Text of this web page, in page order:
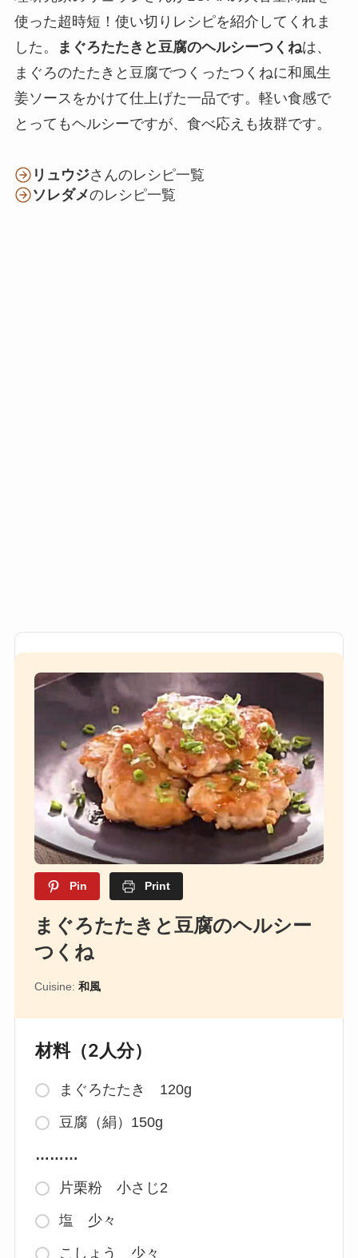
使った超時短！使い切りレシピを紹介してくれま
した。
まぐろたたきと豆腐のヘルシーつくねは、
まぐろのたたきと豆腐でつくったつくねに和風生
姜ソースをかけて仕上げた一品です。軽い食感で
とってもヘルシーですが、食べ応えも抜群です。
リュウジさんのレシピ一覧
ソレダメのレシピ一覧
Pin Print
まぐろたたきと豆腐のヘルシー
つくね
Cuisine: 和風
材料（2人分）
まぐろたたき 120g
豆腐（絹）150g
………
片栗粉 小さじ2
塩 少々
こしょう 少々